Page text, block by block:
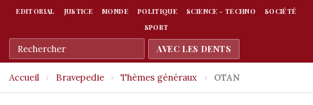
EDITORIAL
JUSTICE MONDE POLITIQUE SCIENCE - TECHNO
SOCIÉTÉ
SPORT
Accueil › Bravepedie › Thèmes généraux › OTAN